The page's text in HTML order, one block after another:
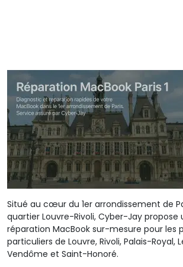
Situé au cœur du 1er arrondissement de
quartier Louvre-Rivoli, Cyber-Jay propose
réparation MacBook sur-mesure pour les
particuliers de Louvre, Rivoli, Palais-Royal,
Vendôme et Saint-Honoré.